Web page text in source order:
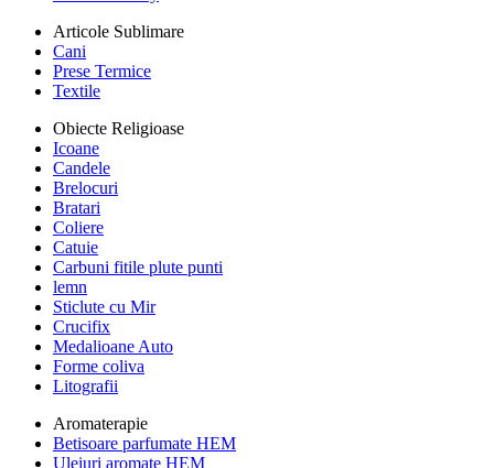
Articole Sublimare
Cani
Prese Termice
Textile
Obiecte Religioase
Icoane
Candele
Brelocuri
Bratari
Coliere
Catuie
Carbuni fitile plute punti
lemn
Sticlute cu Mir
Crucifix
Medalioane Auto
Forme coliva
Litografii
Aromaterapie
Betisoare parfumate HEM
Uleiuri aromate HEM